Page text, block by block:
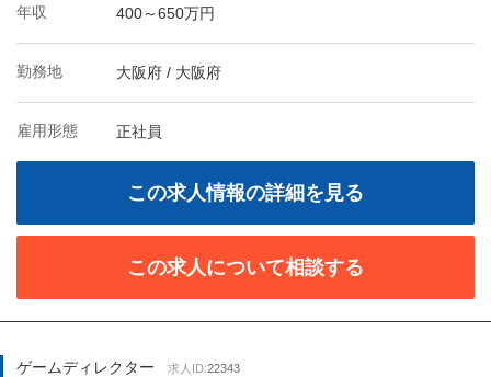
年収 400～650万円
勤務地 大阪府 / 大阪府
雇用形態 正社員
この求人情報の詳細を見る
この求人について相談する
ゲームディレクター 求人ID:22343